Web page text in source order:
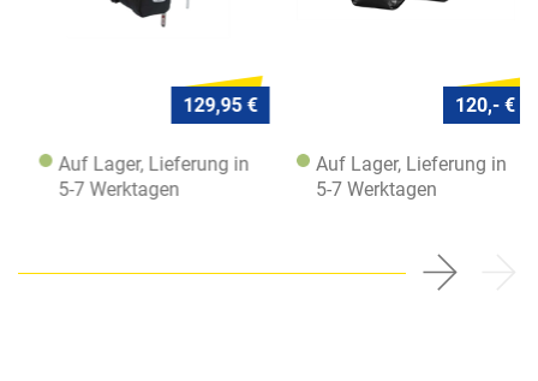
129,95 €
Auf Lager, Lieferung in
5-7 Werktagen
120,- €
Auf Lager, Lieferung in
5-7 Werktagen